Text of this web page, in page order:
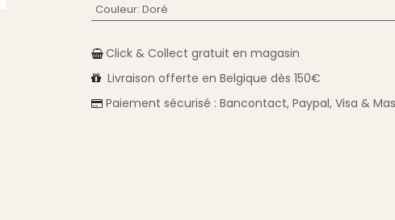
Couleur: Doré
Click & Collect gratuit en magasin
Livraison offerte en Belgique dès 150€
Paiement sécurisé : Bancontact, Paypal, Visa &